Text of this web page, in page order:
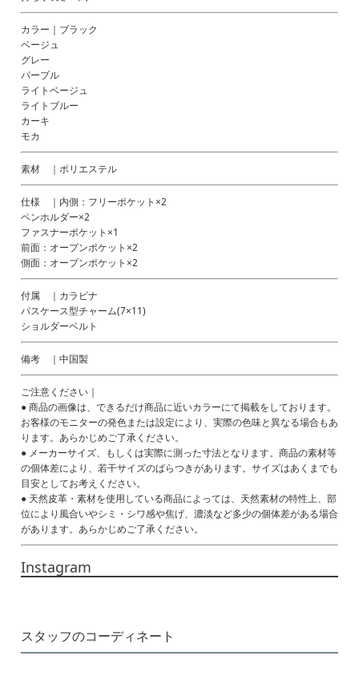
カラー｜ブラック
ベージュ
グレー
パープル
ライトベージュ
ライトブルー
カーキ
モカ
素材 ｜ポリエステル
仕様 ｜内側：フリーポケット×2
ペンホルダー×2
ファスナーポケット×1
前面：オープンポケット×2
側面：オープンポケット×2
付属 ｜カラビナ
パスケース型チャーム(7×11)
ショルダーベルト
備考 ｜中国製
ご注意ください｜
● 商品の画像は、できるだけ商品に近いカラーにて掲載をしております。
お客様のモニターの発色または設定により、実際の色味と異なる場合もあ
ります。あらかじめご了承ください。
● メーカーサイズ、もしくは実際に測った寸法となります。商品の素材等
の個体差により、若干サイズのばらつきがあります。サイズはあくまでも
目安としてお考えください。
● 天然皮革・素材を使用している商品によっては、天然素材の特性上、部
位により風合いやシミ・シワ感や焦げ、濃淡など多少の個体差がある場合
があります。あらかじめご了承ください。
Instagram
スタッフのコーディネート